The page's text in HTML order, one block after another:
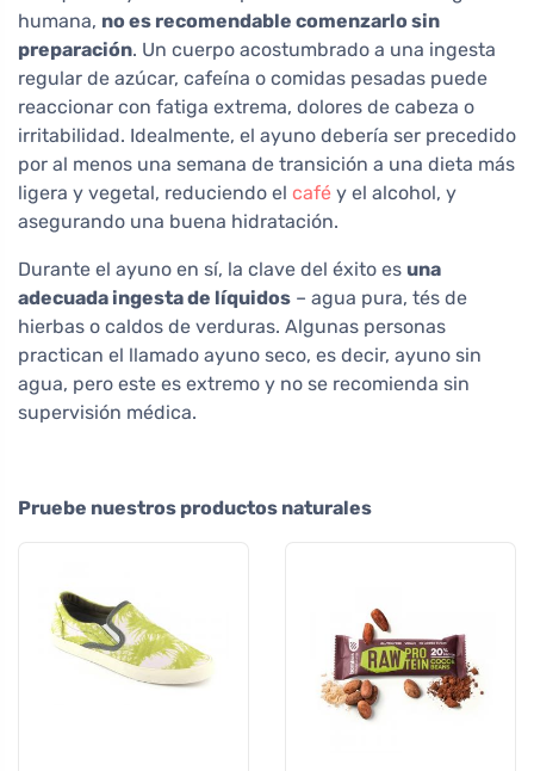
humana, no es recomendable comenzarlo sin
preparación. Un cuerpo acostumbrado a una ingesta
regular de azúcar, cafeína o comidas pesadas puede
reaccionar con fatiga extrema, dolores de cabeza o
irritabilidad. Idealmente, el ayuno debería ser precedido
por al menos una semana de transición a una dieta más
ligera y vegetal, reduciendo el café y el alcohol, y
asegurando una buena hidratación.
Durante el ayuno en sí, la clave del éxito es una
adecuada ingesta de líquidos – agua pura, tés de
hierbas o caldos de verduras. Algunas personas
practican el llamado ayuno seco, es decir, ayuno sin
agua, pero este es extremo y no se recomienda sin
supervisión médica.
Pruebe nuestros productos naturales